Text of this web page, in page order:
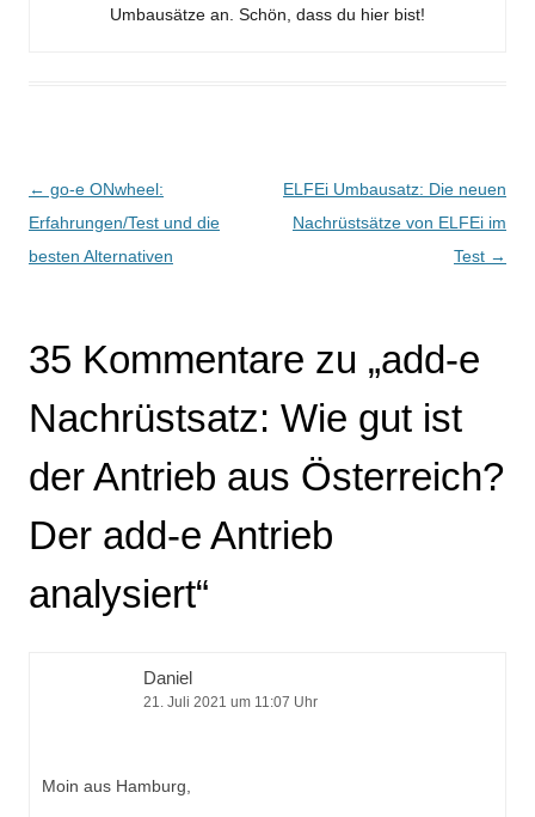
Umbausätze an. Schön, dass du hier bist!
Beitragsnavigation
← go-e ONwheel:
Erfahrungen/Test und die
besten Alternativen
ELFEi Umbausatz: Die neuen
Nachrüstsätze von ELFEi im
Test →
35 Kommentare zu „add-e
Nachrüstsatz: Wie gut ist
der Antrieb aus Österreich?
Der add-e Antrieb
analysiert“
Daniel
21. Juli 2021 um 11:07 Uhr
Moin aus Hamburg,